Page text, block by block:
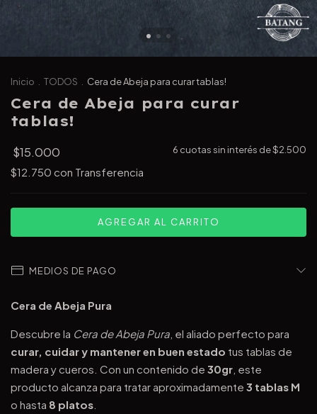
Inicio TODOS Cera de Abeja para curar tablas!
Cera de Abeja para curar
tablas!
$15.000 6 cuotas sin interés de$2.500
$12.750 con Transferencia
MEDIOS DE PAGO
Cera de Abeja Pura
Descubre la Cera de Abeja Pura , el aliado perfecto para
curar, cuidar y mantener en buen estado tus tablas de
madera y cueros. Con un contenido de 30gr , este
producto alcanza para tratar aproximadamente 3 tablas M
o hasta 8 platos